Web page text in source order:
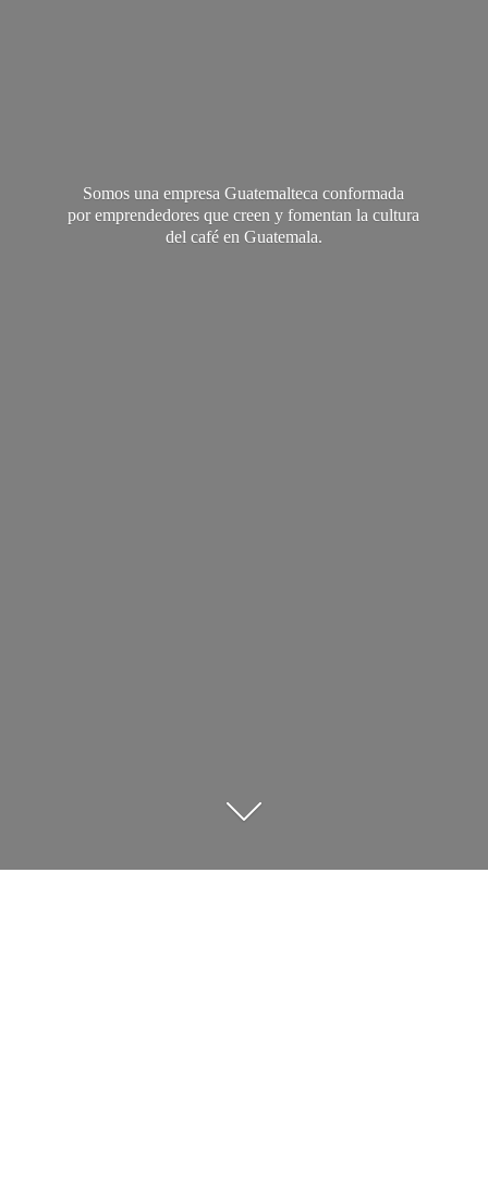
Somos una empresa Guatemalteca conformada
por emprendedores que creen y fomentan la cultura
del café en Guatemala.